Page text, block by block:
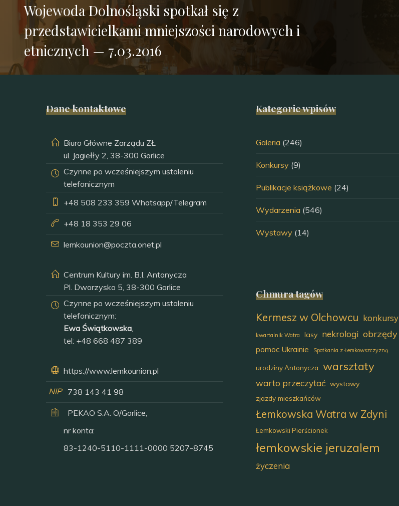
Wojewoda Dolnośląski spotkał się z
przedstawicielkami mniejszości narodowych i
etnicznych — 7.03.2016
Dane kontaktowe
Biuro Główne Zarządu ZŁ
ul. Jagiełły 2, 38-300 Gorlice
Czynne po wcześniejszym ustaleniu
telefonicznym
+48 508 233 359 Whatsapp/Telegram
+48 18 353 29 06
lemkounion@poczta.onet.pl
Centrum Kultury im. B.I. Antonycza
Pl. Dworzysko 5, 38-300 Gorlice
Czynne po wcześniejszym ustaleniu
telefonicznym:
Ewa Świątkowska
tel: +48 668 487 389
https://www.lemkounion.pl
NIP 738 143 41 98
PEKAO S.A. O/Gorlice,
nr konta:
83-1240-5110-1111-0000 5207-8745
Kategorie wpisów
Galeria (246)
Konkursy (9)
Publikacje książkowe (24)
Wydarzenia (546)
Wystawy (14)
Chmura tagów
Kermesz w Olchowcu konkursy
kwartalnik Watra lasy nekrologi obrzędy
pomoc Ukrainie Spotkania z Łemkowszczyzną
urodziny Antonycza warsztaty
warto przeczytać wystawy
zjazdy mieszkańców
Łemkowska Watra w Zdyni
Łemkowski Pierścionek
łemkowskie jeruzalem
życzenia